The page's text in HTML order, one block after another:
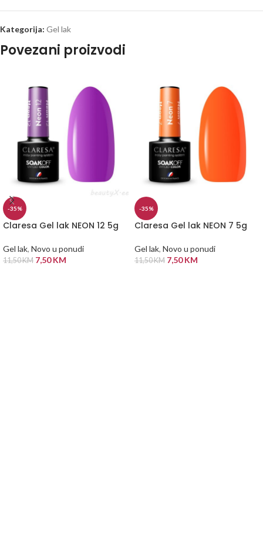
Kategorija: Gel lak
Povezani proizvodi
-35%
Claresa Gel lak NEON 12 5g
Gel lak, Novo u ponudi
11,50KM 7,50KM
-35%
Claresa Gel lak NEON 7 5g
Gel lak, Novo u ponudi
11,50KM 7,50KM